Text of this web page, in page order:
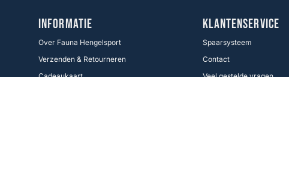
INFORMATIE
Over Fauna Hengelsport
Verzenden & Retourneren
Cadeaukaart
KLANTENSERVICE
Spaarsysteem
Contact
Veel gestelde vragen